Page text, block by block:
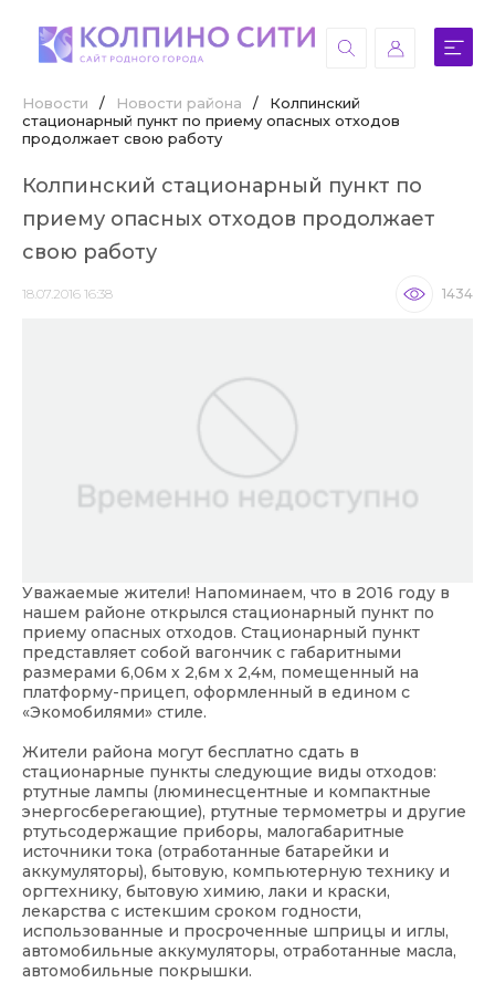
Новости / Новости района /
Колпинский
стационарный пункт по приему опасных отходов
продолжает свою работу
Колпинский стационарный пункт по
приему опасных отходов продолжает
свою работу
18.07.2016 16:38 1434
Уважаемые жители! Напоминаем, что в 2016 году в
нашем районе открылся стационарный пункт по
приему опасных отходов. Стационарный пункт
представляет собой вагончик с габаритными
размерами 6,06м х 2,6м х 2,4м, помещенный на
платформу-прицеп, оформленный в едином с
«Экомобилями» стиле.
Жители района могут бесплатно сдать в
стационарные пункты следующие виды отходов:
ртутные лампы (люминесцентные и компактные
энергосберегающие), ртутные термометры и другие
ртутьсодержащие приборы, малогабаритные
источники тока (отработанные батарейки и
аккумуляторы), бытовую, компьютерную технику и
оргтехнику, бытовую химию, лаки и краски,
лекарства с истекшим сроком годности,
использованные и просроченные шприцы и иглы,
автомобильные аккумуляторы, отработанные масла,
автомобильные покрышки.